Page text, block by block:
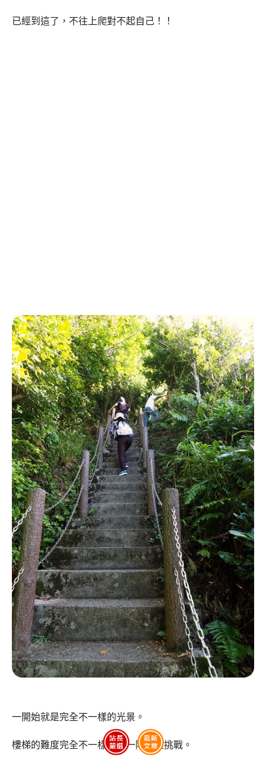
已經到這了，不往上爬對不起自己！！
一開始就是完全不一樣的光景。
樓梯的難度完全不一樣，每一階都很挑戰。